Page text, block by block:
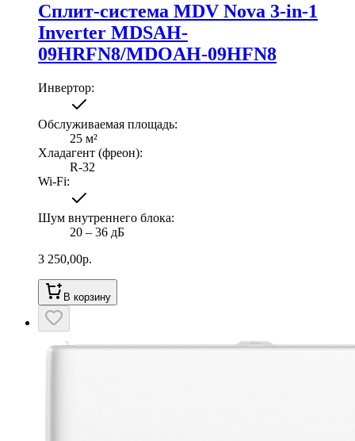
Сплит-система MDV Nova 3-in-1
Inverter MDSAH-
09HRFN8/MDOAH-09HFN8
Инвертор:
Обслуживаемая площадь:
25 м²
Хладагент (фреон):
R-32
Wi-Fi:
Шум внутреннего блока:
20 ‒ 36 дБ
3 250,00р.
В корзину